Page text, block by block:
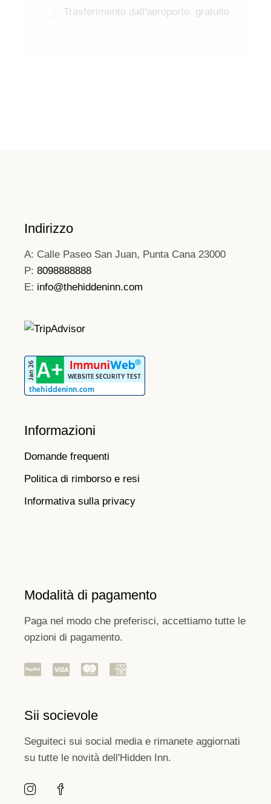
Trasferimento dall'aeroporto gratuito
Indirizzo
A: Calle Paseo San Juan, Punta Cana 23000
P: 8098888888
E: info@thehiddeninn.com
Informazioni
Domande frequenti
Politica di rimborso e resi
Informativa sulla privacy
Modalità di pagamento
Paga nel modo che preferisci, accettiamo tutte le
opzioni di pagamento.
Sii socievole
Seguiteci sui social media e rimanete aggiornati
su tutte le novità dell'Hidden Inn.